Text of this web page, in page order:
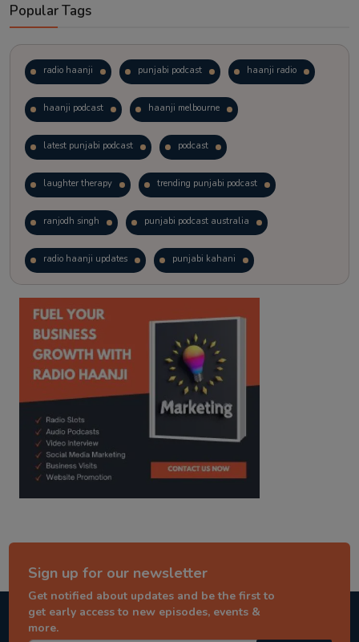
Popular Tags
radio haanji punjabi podcast haanji radio
haanji podcast haanji melbourne
latest punjabi podcast podcast
laughter therapy trending punjabi podcast
ranjodh singh punjabi podcast australia
radio haanji updates punjabi kahani
kitaab kahani punjabi story
Sign up for our newsletter
Get notified about updates and be the first to
get early access to new episodes, events &
more.